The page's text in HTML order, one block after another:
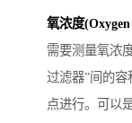
氧浓度
需要测量氧浓
过滤器”间的
点进行。可以